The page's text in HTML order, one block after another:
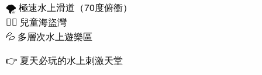
🌪 極速水上滑道（70度俯衝）
🏴‍☠️ 兒童海盜灣
💦 多層次水上遊樂區
👉 夏天必玩的水上刺激天堂